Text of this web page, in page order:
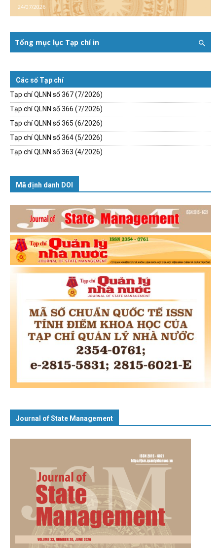
24/07/2026
Tổng mục lục Tạp chí in
Các số Tạp chí
Tạp chí QLNN số 367 (7/2026)
Tạp chí QLNN số 366 (7/2026)
Tạp chí QLNN số 365 (6/2026)
Tạp chí QLNN số 364 (5/2026)
Tạp chí QLNN số 363 (4/2026)
Mã định danh DOI
Journal of State Management